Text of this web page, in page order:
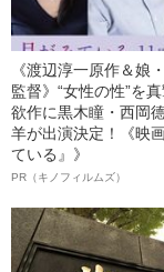
《渡辺淳一原作＆娘
監督》“女性の性”を
欲作に黒木瞳・西岡
羊が出演決定！《映
ている』》
PR（キノフィルムズ）